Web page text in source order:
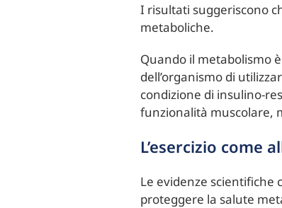
I risultati suggeriscono
metaboliche.
Quando il metabolismo
dell’organismo di
condizione di insulino-
funzionalità muscolare,
L’esercizio come
Le evidenze scientifiche
proteggere la salute